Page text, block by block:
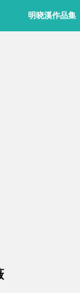
明晓溪作品集